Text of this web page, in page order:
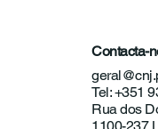
Contacta-
Tel: +351
Rua dos